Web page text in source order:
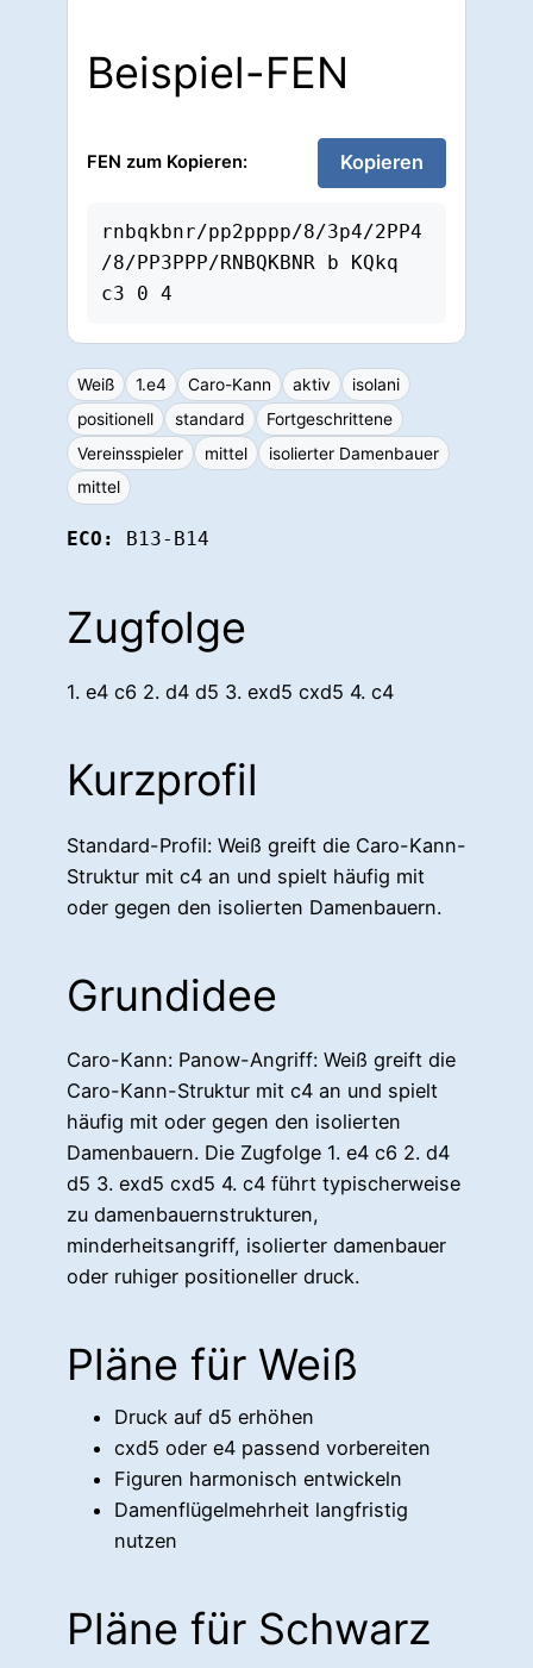
Beispiel-FEN
FEN zum Kopieren: Kopieren
rnbqkbnr/pp2pppp/8/3p4/2PP4
/8/PP3PPP/RNBQKBNR b KQkq
c3 0 4
Weiß 1.e4 Caro-Kann aktiv
isolani
positionell
standard
Fortgeschrittene
Vereinsspieler
mittel
isolierter Damenbauer
mittel
ECO: B13-B14
Zugfolge
1. e4 c6 2. d4 d5 3. exd5 cxd5 4. c4
Kurzprofil
Standard-Profil: Weiß greift die Caro-Kann-
Struktur mit c4 an und spielt häufig mit
oder gegen den isolierten Damenbauern.
Grundidee
Caro-Kann: Panow-Angriff: Weiß greift die
Caro-Kann-Struktur mit c4 an und spielt
häufig mit oder gegen den isolierten
Damenbauern. Die Zugfolge 1. e4 c6 2. d4
d5 3. exd5 cxd5 4. c4 führt typischerweise
zu damenbauernstrukturen,
minderheitsangriff, isolierter damenbauer
oder ruhiger positioneller druck.
Pläne für Weiß
Druck auf d5 erhöhen
cxd5 oder e4 passend vorbereiten
Figuren harmonisch entwickeln
Damenflügelmehrheit langfristig
nutzen
Pläne für Schwarz